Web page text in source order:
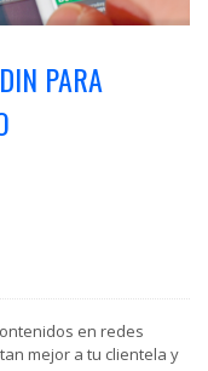
PARA
en redes
mejor a tu clientela y